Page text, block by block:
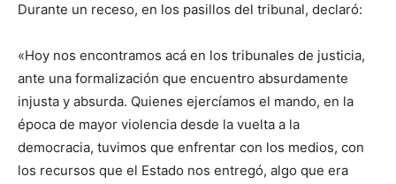
Durante un receso, en los pasillos del tribunal, declaró:
«Hoy nos encontramos acá en los tribunales de justicia,
ante una formalización que encuentro absurdamente
injusta y absurda. Quienes ejercíamos el mando, en la
época de mayor violencia desde la vuelta a la
democracia, tuvimos que enfrentar con los medios, con
los recursos que el Estado nos entregó, algo que era